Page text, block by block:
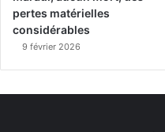
pertes matérielles
considérables
9 février 2026